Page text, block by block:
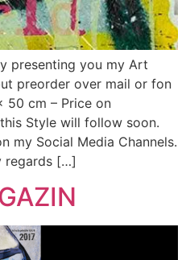
presenting you my Art
preorder over mail or fon
50 cm – Price on
Style will follow soon.
my Social Media Channels.
regards […]